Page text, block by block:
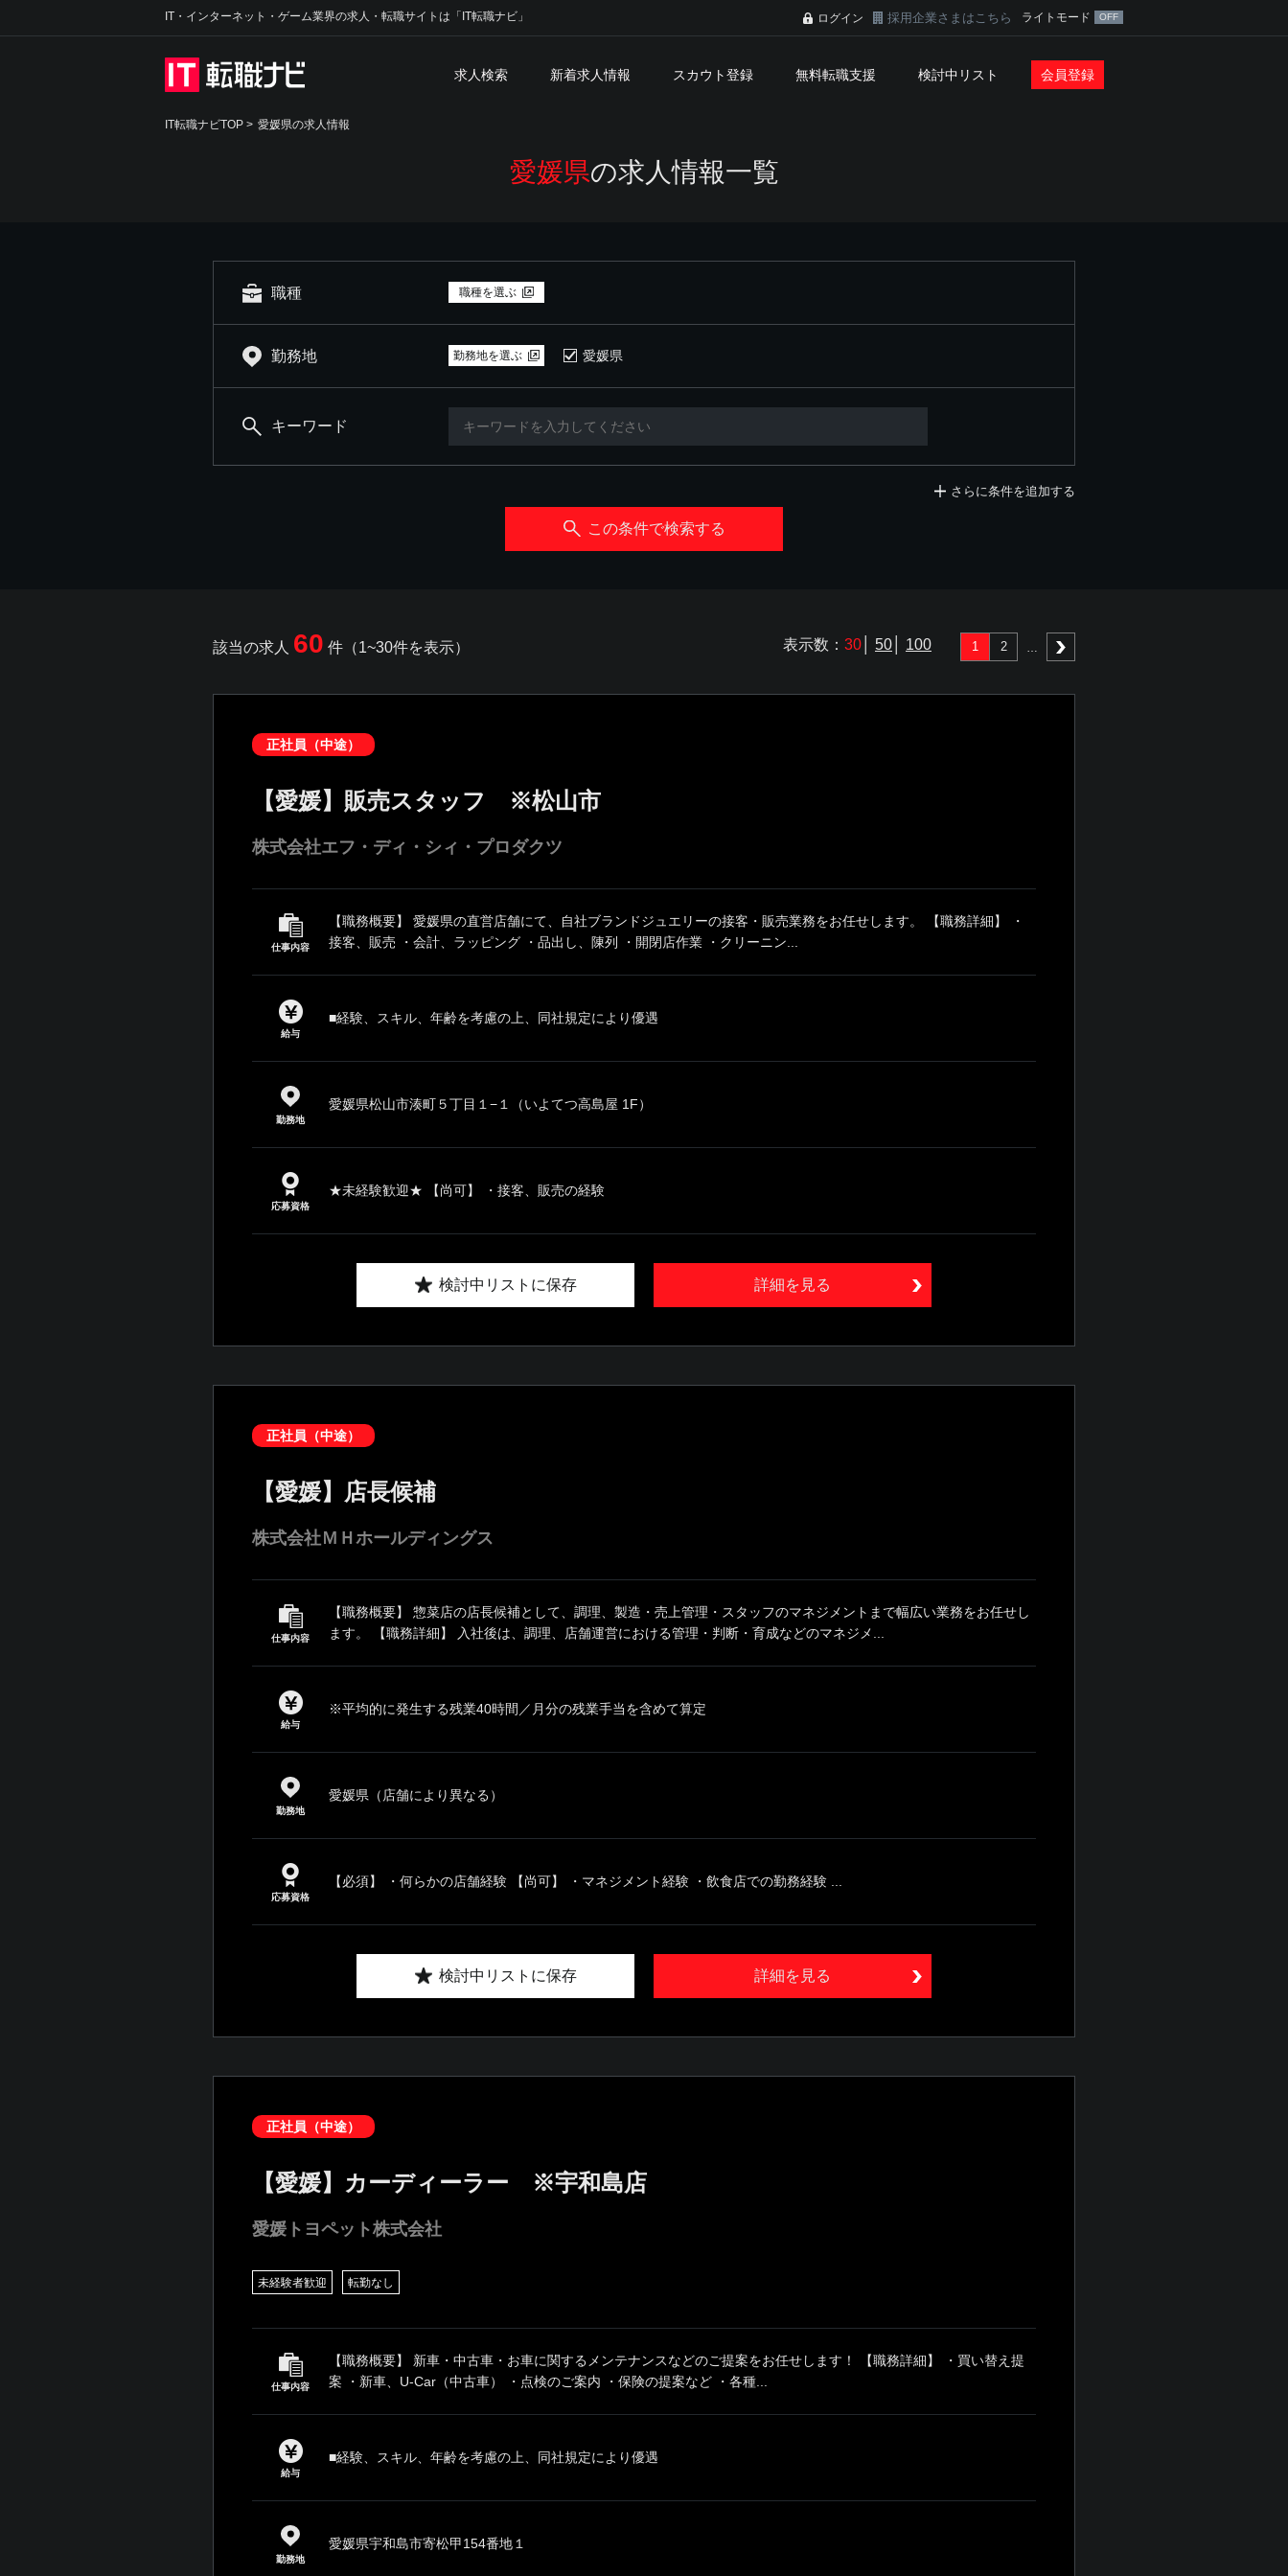
IT・インターネット・ゲーム業界の求人・転職サイトは「IT転職ナビ」 ログイン 採用企業さまはこちら ライトモード
求人検索 新着求人情報 スカウト登録 無料転職支援 検討中リスト 会員登録
IT転職ナビTOP > 愛媛県の求人情報
愛媛県の求人情報一覧
職種 職種を選ぶ
勤務地 勤務地を選ぶ 愛媛県
キーワード
さらに条件を追加する
この条件で検索する
該当の求人 60 件（1~30件を表示） 表示数： 30 50 100 1 2
正社員（中途）
【愛媛】販売スタッフ ※松山市
株式会社エフ・ディ・シィ・プロダクツ
仕事内容
【職務概要】 愛媛県の直営店舗にて、自社ブランドジュエリーの接客・販売業務をお任せします。 【職務詳細】 ・
接客、販売 ・会計、ラッピング ・品出し、陳列 ・開閉店作業 ・クリーニン...
給与
■経験、スキル、年齢を考慮の上、同社規定により優遇
勤務地
愛媛県松山市湊町５丁目１−１（いよてつ高島屋 1F）
応募資格
★未経験歓迎★ 【尚可】 ・接客、販売の経験
詳細を見る
検討中リストに保存
正社員（中途）
【愛媛】店長候補
株式会社ＭＨホールディングス
仕事内容
【職務概要】 惣菜店の店長候補として、調理、製造・売上管理・スタッフのマネジメントまで幅広い業務をお任せし
ます。 【職務詳細】 入社後は、調理、店舗運営における管理・判断・育成などのマネジメ...
給与
※平均的に発生する残業40時間／月分の残業手当を含めて算定
勤務地
愛媛県（店舗により異なる）
応募資格
【必須】 ・何らかの店舗経験 【尚可】 ・マネジメント経験 ・飲食店での勤務経験 ...
詳細を見る
検討中リストに保存
正社員（中途）
【愛媛】カーディーラー ※宇和島店
愛媛トヨペット株式会社
未経験者歓迎 転勤なし
仕事内容
【職務概要】 新車・中古車・お車に関するメンテナンスなどのご提案をお任せします！ 【職務詳細】 ・買い替え提
案 ・新車、U-Car（中古車） ・点検のご案内 ・保険の提案など ・各種...
給与
■経験、スキル、年齢を考慮の上、同社規定により優遇
勤務地
愛媛県宇和島市寄松甲154番地１